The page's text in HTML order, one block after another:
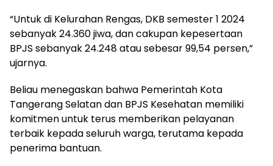
“Untuk di Kelurahan Rengas, DKB semester 1 2024
sebanyak 24.360 jiwa, dan cakupan kepesertaan
BPJS sebanyak 24.248 atau sebesar 99,54 persen,”
ujarnya.
Beliau menegaskan bahwa Pemerintah Kota
Tangerang Selatan dan BPJS Kesehatan memiliki
komitmen untuk terus memberikan pelayanan
terbaik kepada seluruh warga, terutama kepada
penerima bantuan.